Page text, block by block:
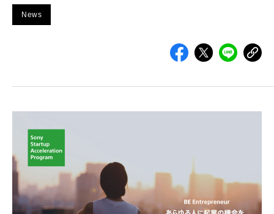
News
FAQ&個人お問い合わせは以下のボタンからお願いします。